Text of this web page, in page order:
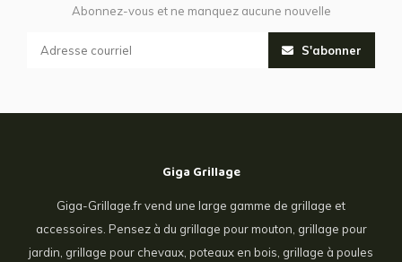
Abonnez-vous et ne manquez aucune nouvelle
S'abonner
Giga Grillage
Giga-Grillage.fr vend une large gamme de grillage et
accessoires. Pensez à du grillage pour mouton, grillage pour
jardin, grillage pour chevaux, poteaux en bois, grillage à poules